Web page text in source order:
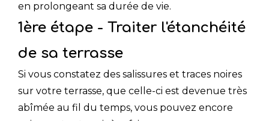
en prolongeant sa durée de vie.
1ère étape - Traiter l'étanchéité
de sa terrasse
Si vous constatez des salissures et traces noires
sur votre terrasse, que celle-ci est devenue très
abîmée au fil du temps, vous pouvez encore